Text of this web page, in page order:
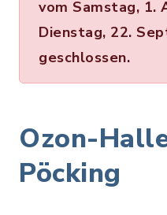
vom Samstag, 1.
Dienstag, 22.
geschlossen.
Ozon-
Pöcking